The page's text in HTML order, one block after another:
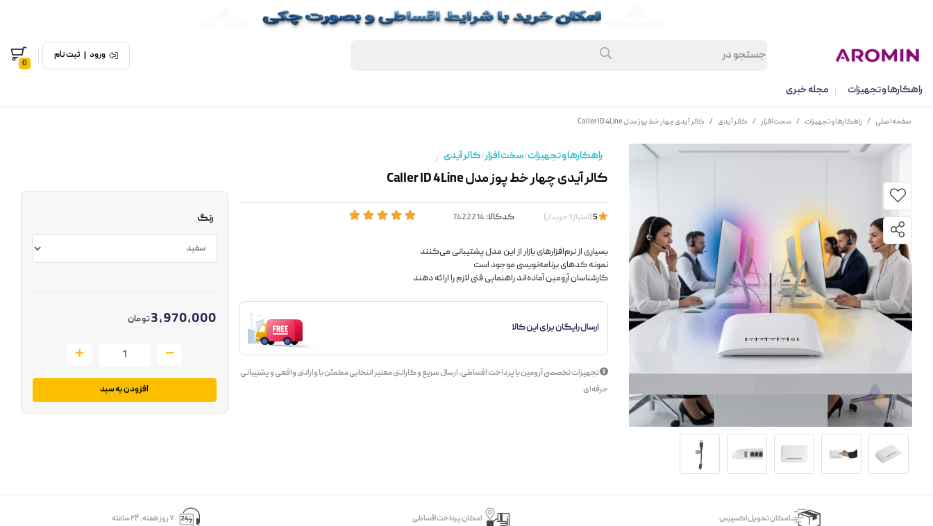
ورود | ثبت نام
0
راهکارها و تجهیزات مجله خبری
صفحه اصلی / راهکارها و تجهیزات / سخت افزار / کالر آیدی / کالر آیدی چهار خط پوز مدل Caller ID 4Line
راهکارها و تجهیزات/سخت افزار/کالر آیدی /
کالر آیدی چهار خط پوز مدل Caller ID 4Line
(امتیاز1خریدار) کدکالا:
بسیاری از نرم‌افزارهای بازار از این مدل پشتیبانی می‌کنند
نمونه کدهای برنامه‌نویسی موجود است
کارشناسان آرومین آماده‌اند راهنمایی فنی لازم را ارائه دهند
ارسال رایگان برای این کالا
تجهیزات تخصصی آرومین با پرداخت اقساطی، ارسال سریع و گارانتی معتبر انتخابی مطمئن با وارانتی واقعی و پشتیبانی
حرفه‌ای
رنگ
3,970,000تومان
افزودن به سبد
اﻣﮑﺎن ﺗﺤﻮﯾﻞ اﮐﺴﭙﺮس امکان پرداخت اقساطی ۷ روز ﻫﻔﺘﻪ، ۲۴ ﺳﺎﻋﺘﻪ